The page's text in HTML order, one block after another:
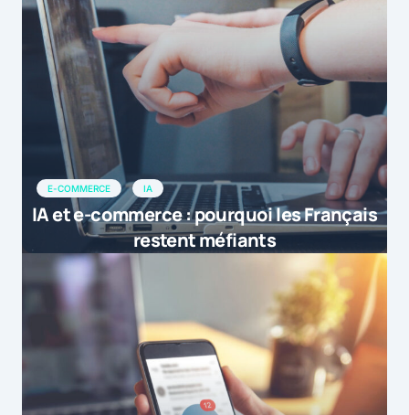
E-COMMERCE IA
IA et e-commerce : pourquoi les Français
restent méfiants